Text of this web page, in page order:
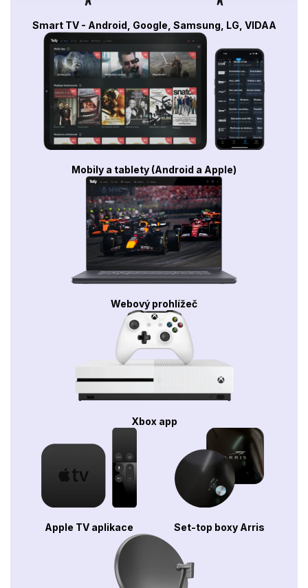
Smart TV - Android, Google, Samsung, LG, VIDAA
Mobily a tablety (Android a Apple)
Webový prohlížeč
Xbox app
Apple TV aplikace Set-top boxy Arris